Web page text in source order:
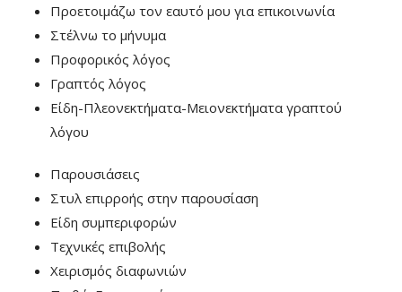
Προετοιμάζω τον εαυτό μου για επικοινωνία
Στέλνω το μήνυμα
Προφορικός λόγος
Γραπτός λόγος
Είδη-Πλεονεκτήματα-Μειονεκτήματα γραπτού
λόγου
Παρουσιάσεις
Στυλ επιρροής στην παρουσίαση
Είδη συμπεριφορών
Τεχνικές επιβολής
Χειρισμός διαφωνιών